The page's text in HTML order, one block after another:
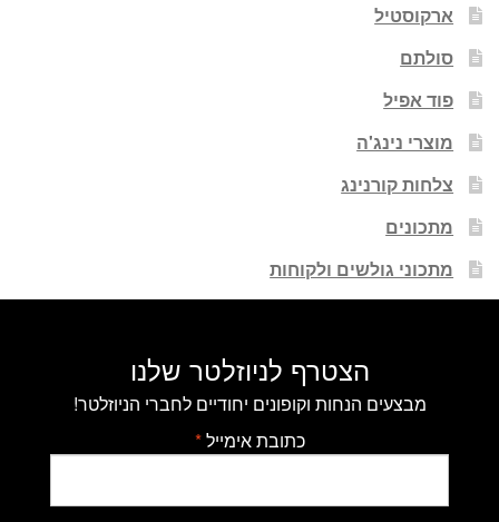
ארקוסטיל
סולתם
פוד אפיל
מוצרי נינג'ה
צלחות קורנינג
מתכונים
מתכוני גולשים ולקוחות
הצטרף לניוזלטר שלנו
מבצעים הנחות וקופונים יחודיים לחברי הניוזלטר!
כתובת אימייל*